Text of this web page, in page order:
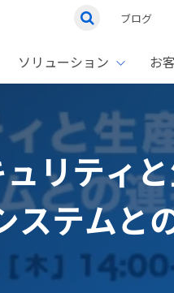
ブログ
Boxとは
Boxの特徴
ストレージ容量無制
コスト削減
Boxの機能TOP
Box Enterprise
Advanced
Box Extract
Box Doc Gen
Box Sign
Box Shield
ソリューション
ソリューション
課題別
ファイルサーバー
情シスの運用負担
DXの推進
お
お客様活用事例
企業規模で選ぶ
1名〜500名
2,001名〜5,000名
製品セミナーTOP
リティ
ステムと